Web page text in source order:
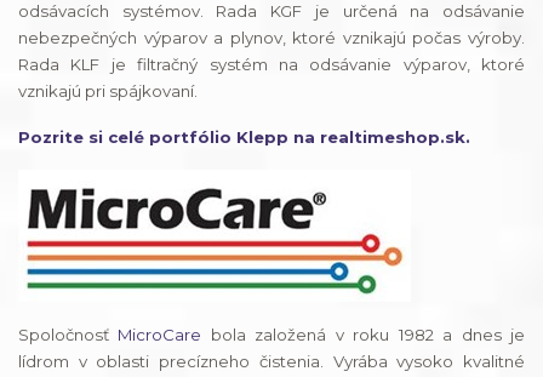
odsávacích systémov. Rada KGF je určená na odsávanie
nebezpečných výparov a plynov, ktoré vznikajú počas výroby.
Rada KLF je filtračný systém na odsávanie výparov, ktoré
vznikajú pri spájkovaní.
Pozrite si celé portfólio Klepp na realtimeshop.sk.
Spoločnosť MicroCare bola založená v roku 1982 a dnes je
lídrom v oblasti precízneho čistenia. Vyrába vysoko kvalitné